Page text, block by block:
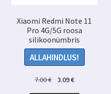
Xiaomi Redmi Note 11
Pro 4G/5G roosa
silikoonümbris
ALLAHINDLUS!
7.00€
Algne
3.09€Praegune